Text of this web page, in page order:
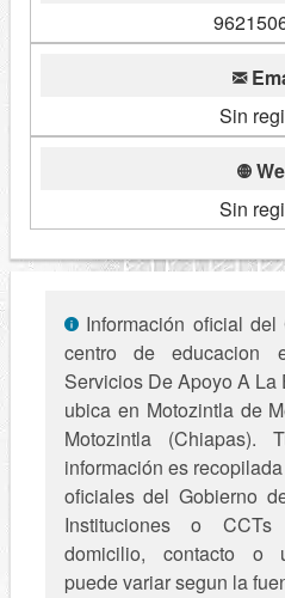
Sin
Sin
Información oficial del
centro de educacion
Servicios De Apoyo A
ubica en Motozintla de
Motozintla (Chiapas).
información es
oficiales del Gobierno
Instituciones o
domicilio, contacto o
puede variar segun la